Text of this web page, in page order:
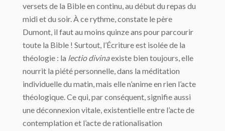
versets de la Bible en continu, au début du repas du
midi et du soir. À ce rythme, constate le père
Dumont, il faut au moins quinze ans pour parcourir
toute la Bible ! Surtout, l’Écriture est isolée de la
théologie : la lectio divinaexiste bien toujours, elle
nourrit la piété personnelle, dans la méditation
individuelle du matin, mais elle n’anime en rien l’acte
théologique. Ce qui, par conséquent, signifie aussi
une déconnexion vitale, existentielle entre l’acte de
contemplation et l’acte de rationalisation